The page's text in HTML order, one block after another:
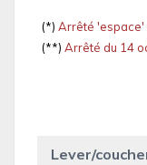
(*) Arrêté 'espace'
(**) Arrêté du 14
Lever/